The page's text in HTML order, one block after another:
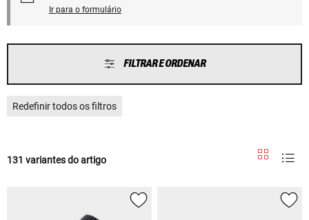
Ir para o formulário
FILTRAR E ORDENAR
Redefinir todos os filtros
131 variantes do artigo